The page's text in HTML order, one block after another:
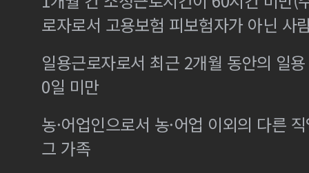
로자로서 고용보험 피보험자가 아닌 사
일용근로자로서 최근 2개월 동안의 일
0일 미만
농·어업인으로서 농·어업 이외의 다른
그 가족